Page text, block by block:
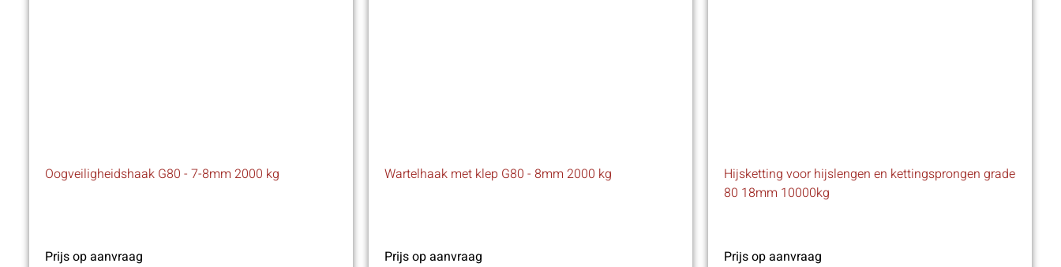
Oogveiligheidshaak G80 - 7-8mm 2000 kg
Prijs op aanvraag
Wartelhaak met klep G80 - 8mm 2000 kg
Prijs op aanvraag
Hijsketting voor hijslengen en kettingsprongen grade
80 18mm 10000kg
Prijs op aanvraag